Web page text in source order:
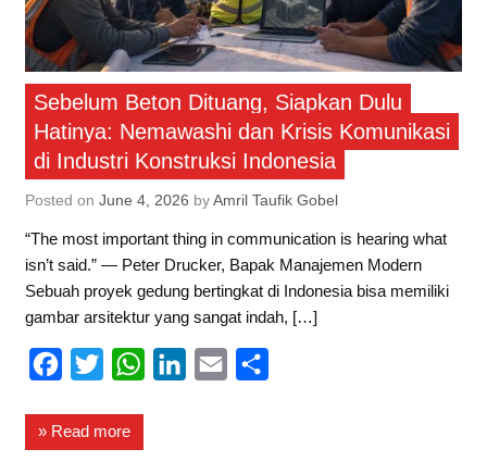
Sebelum Beton Dituang, Siapkan Dulu
Hatinya: Nemawashi dan Krisis Komunikasi
di Industri Konstruksi Indonesia
Posted on June 4, 2026 byAmril Taufik Gobel
“The most important thing in communication is hearing what
isn’t said.” — Peter Drucker, Bapak Manajemen Modern
Sebuah proyek gedung bertingkat di Indonesia bisa memiliki
gambar arsitektur yang sangat indah, […]
c
i
W
» Read more